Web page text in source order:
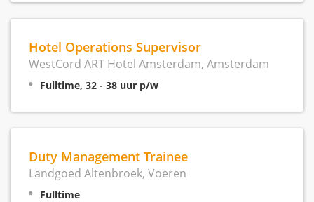
Hotel Operations Supervisor
WestCord ART Hotel Amsterdam, Amsterdam
Fulltime, 32 - 38 uur p/w
Duty Management Trainee
Landgoed Altenbroek, Voeren
Fulltime